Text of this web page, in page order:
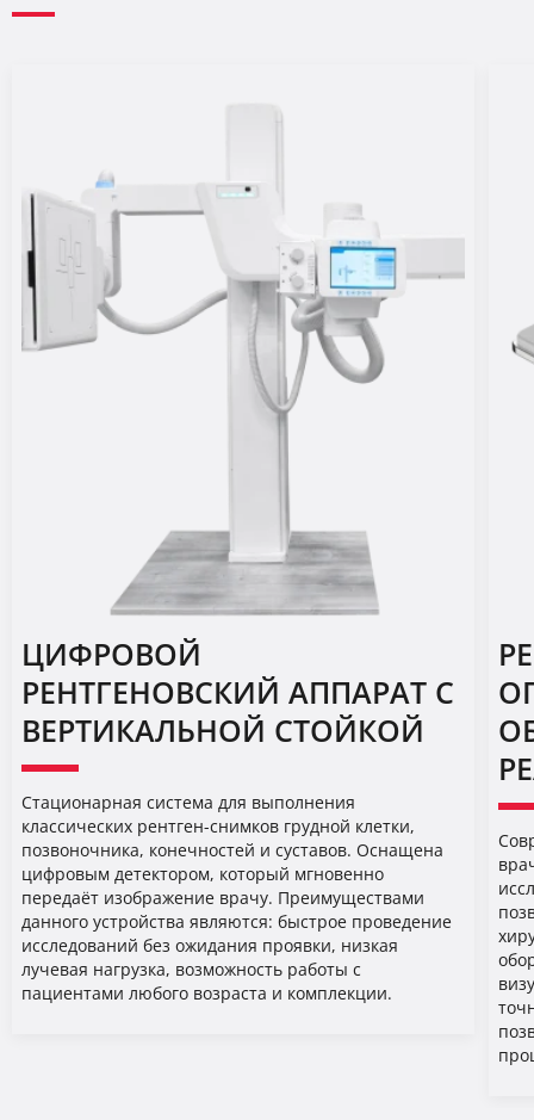
ЦИФРОВОЙ
РЕНТГЕНОВСКИЙ АППАРАТ С
ВЕРТИКАЛЬНОЙ СТОЙКОЙ
Стационарная система для выполнения
классических рентген-снимков грудной клетки,
позвоночника, конечностей и суставов. Оснащена
цифровым детектором, который мгновенно
передаёт изображение врачу. Преимуществами
данного устройства являются: быстрое проведение
исследований без ожидания проявки, низкая
лучевая нагрузка, возможность работы с
пациентами любого возраста и комплекции.